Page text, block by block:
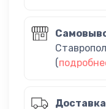
(
Доставка